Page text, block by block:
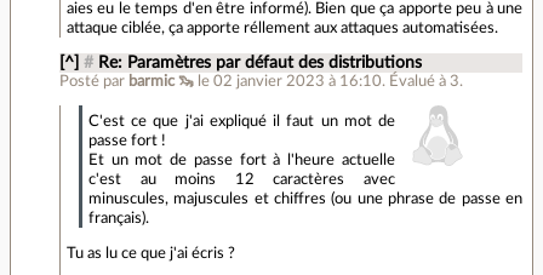
aies eu le temps d'en être informé). Bien que ça apporte peu à une
attaque ciblée, ça apporte réllement aux attaques automatisées.
[^] # Re: Paramètres par défaut des distributions
Posté par barmic 🦦 le 02 janvier 2023 à 16:10. Évalué à 3.
C'est ce que j'ai expliqué il faut un mot de
passe fort !
Et un mot de passe fort à l'heure actuelle
c'est au moins 12 caractères avec
minuscules, majuscules et chiffres (ou une phrase de passe en
français).
Tu as lu ce que j'ai écris ?